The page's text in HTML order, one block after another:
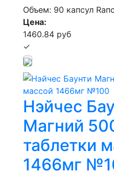
Объем: 90 капсул
Цена:
1460.84 руб
✓
Нэйчес
Магний
таблетки
1466мг